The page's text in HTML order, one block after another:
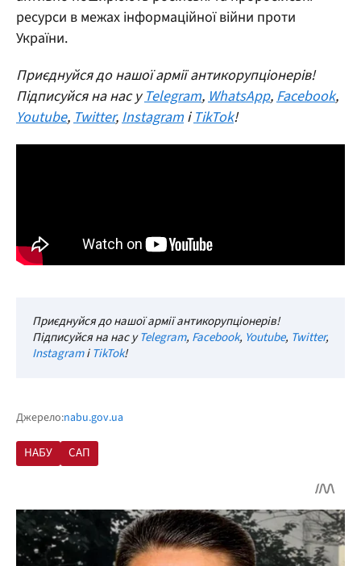
ресурси в межах інформаційної війни проти
України.
Приєднуйся до нашої армії антикорупціонерів!
Підписуйся на нас уTelegram,WhatsApp,Facebook,
Youtube,Twitter,Instagram іTikTok!
Приєднуйся до нашої армії антикорупціонерів!
Підписуйся на нас уTelegram, Facebook, Youtube, Twitter,
InstagramіTikTok!
Джерело:nabu.gov.ua
НАБУ САП